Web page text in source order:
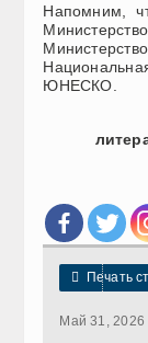
Напомним,
ЮНЕСКО.
 Печать
Май 31, 2026